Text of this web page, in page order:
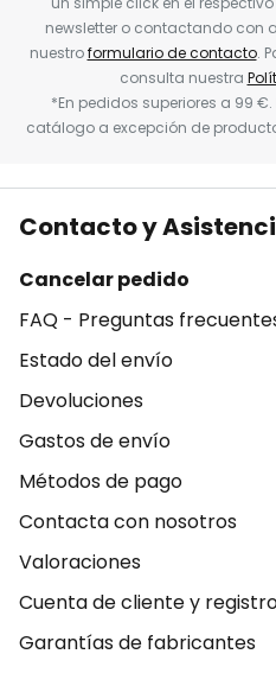
newsletter o contactando con
nuestroformulario de contacto.
consulta nuestra
*En pedidos superiores a 99
catálogo a excepción de
Contacto y
Cancelar pedido
FAQ - Preguntas
Estado del envío
Devoluciones
Gastos de envío
Métodos de pago
Contacta con nosotros
Valoraciones
Cuenta de cliente y
Garantías de fabricantes